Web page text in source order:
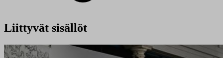
Liittyvät sisällöt